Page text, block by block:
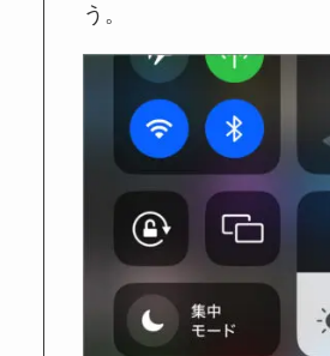
う。